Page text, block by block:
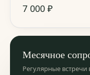
7 000 ₽
Месячное
Регулярные встречи